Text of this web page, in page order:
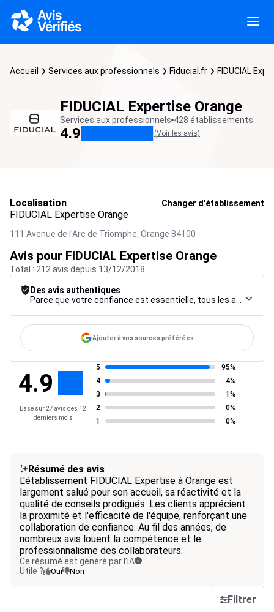
Accueil Services aux professionnels Fiducial.fr FIDUCIAL
FIDUCIAL Expertise Orange
Services aux professionnels 428 établissements
4.9 (Voir les avis)
Localisation Changer d'établissement
FIDUCIAL Expertise Orange
111 Avenue de l'Arc de Triomphe, Orange 84100
Avis pour FIDUCIAL Expertise Orange
Total : 212 avis depuis 13/12/2018
Des avis authentiques
Ajouter à vos sources préférées
4.9
Basé sur 27 avis des 12
derniers mois
5
95%
4
4%
3
1%
2
0%
1
0%
Résumé des avis
L'établissement FIDUCIAL Expertise à Orange est
largement salué pour son accueil, sa réactivité et la
qualité de conseils prodigués. Les clients apprécient
la proximité et l'efficacité de l'équipe, renforçant une
collaboration de confiance. Au fil des années, de
nombreux avis louent la compétence et le
professionnalisme des collaborateurs.
Ce résumé est généré par l’IA
Utile ?
Oui Non
Filtrer